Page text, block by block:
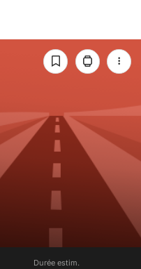
Durée estim.